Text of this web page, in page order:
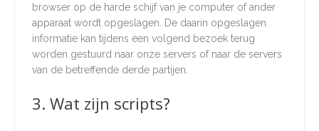
browser op de harde schijf van je computer of ander
apparaat wordt opgeslagen. De daarin opgeslagen
informatie kan tijdens een volgend bezoek terug
worden gestuurd naar onze servers of naar de servers
van de betreffende derde partijen.
3. Wat zijn scripts?